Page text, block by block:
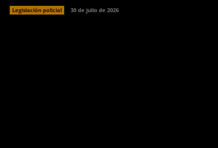
Legislación policial 30 de julio de 2026